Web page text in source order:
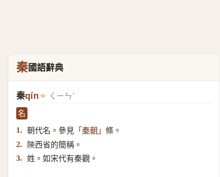
秦國語辭典
秦qín ㄑㄧㄣˊ
名
1. 朝代名。參見 「 秦朝 」 條。
2. 陝西省的簡稱。
3. 姓。如宋代有秦觀。